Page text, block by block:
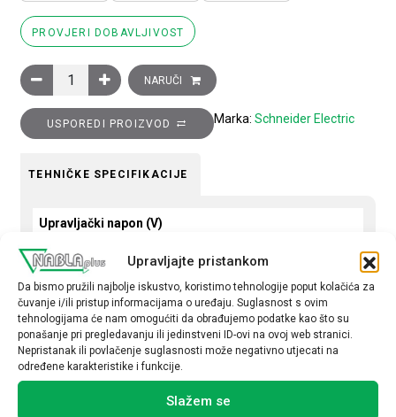
Upravljajte pristankom
Da bismo pružili najbolje iskustvo, koristimo tehnologije poput kolačića za
čuvanje i/ili pristup informacijama o uređaju. Suglasnost s ovim
tehnologijama će nam omogućiti da obrađujemo podatke kao što su
ponašanje pri pregledavanju ili jedinstveni ID-ovi na ovoj web stranici.
Nepristanak ili povlačenje suglasnosti može negativno utjecati na
određene karakteristike i funkcije.
Slažem se
PROVJERI DOBAVLJIVOST
Sklopnik motorski 3P (3NO) EasyPact TVS, 40A (AC-3),
NARUČI
USPOREDI PROIZVOD Marka: Schneider Electric
TEHNIČKE SPECIFIKACIJE
Upravljački napon (V)
230 AC
Snaga motora (kW)
18,5
Nazivna struja (A)
40
Broj kontakata sklopnika